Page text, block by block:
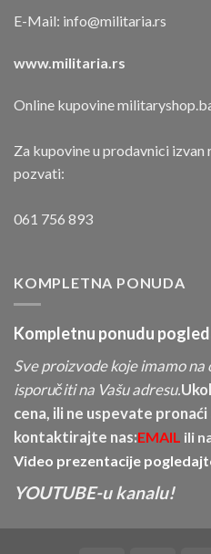
E-Mail: info@militaria.rs
www.militaria.rs
Online kupovine
Za kupovine u prodavnici
pozvati:
061 756 893
KOMPLETNA PONUDA
Kompletnu ponudu
Sve proizvode koje imamo
isporučiti na Vašu adresu.
cena, ili ne uspevate
kontaktirajte nas:EMAIL ili
Video prezentacije
YOUTUBE-u kanalu!